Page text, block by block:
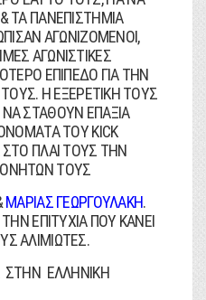
ΤΑ ΠΑΝΕΠΙΣΤΗΜΙΑ
ΑΓΩΝΙΖΟΜΕΝΟΙ,
ΑΓΩΝΙΣΤΙΚΕΣ
ΕΠΙΠΕΔΟ ΓΙΑ ΤΗΝ
Η ΕΞΕΡΕΤΙΚΗ ΤΟΥΣ
ΣΤΑΘΟΥΝ ΕΠΑΞΙΑ
ΤΟΥ KICK
ΣΤΟ ΠΛΑΙ ΤΟΥΣ ΤΗΝ
ΤΟΥΣ
ΜΑΡΙΑΣ ΓΕΩΡΓΟΥΛΑΚΗ.
ΕΠΙΤΥΧΙΑ ΠΟΥ ΚΑΝΕΙ
ΑΛΙΜΙΩΤΕΣ.
ΣΤΗΝ ΕΛΛΗΝΙΚΗ